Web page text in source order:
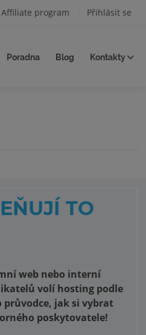
Affiliate program Přihlásit se
Poradna Blog Kontakty
TO
web nebo interní
volí hosting podle
průvodce, jak si vybrat
poskytovatele!